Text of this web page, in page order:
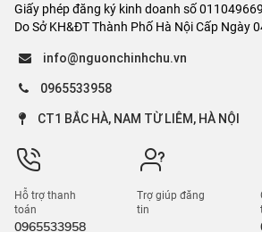
Giấy phép đăng ký kinh doanh số
Do Sở KH&ĐT Thành Phố Hà Nội Cấp Ngày
info@nguonchinhchu.vn
0965533958
CT1 BẮC HÀ, NAM TỪ LIÊM, HÀ NỘI
Hỗ trợ thanh
toán
0965533958
Trợ giúp đăng
tin